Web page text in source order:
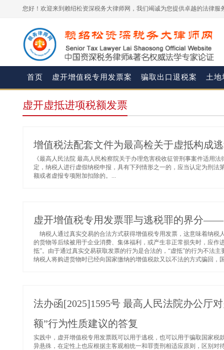
您好！欢迎来到赖绍松资深税务大律师网，我们竭诚为您提供卓越的法律服
首页 虚开增值税专用发票案 骗取出口退税案 土地
虚开虚抵进项税额发票
增值税法配套文件为最高检关于虚抵构成
《最高人民法院 最高人民检察院关于办理危害税收征管刑事案件适用
定，纳税人进行虚假纳税申报，具有下列情形之一的，应当认定为刑
额或者虚报专项附加扣除的。...
虚开增值税专用发票罪与逃税罪的界分
纳税人通过真实交易的合法方式获得增值税专用发票，这意味着纳税
的货物等后续被用于企业消费、集体福利，或产生非正常损失时，应
抵”。由于通过真实交易获取发票的行为是合法的，“虚抵”的行为不法
纳税人将购进货物时已经向国家缴纳的增值税款又以不法的方式骗回，
法办函[2025]1595号 最高人民法院办公厅
额”行为性质建议的答复
实践中，虚开增值税专用发票既可以用于逃税，也可以用于骗取国家
异悬殊，在定性上也应根据主客观相统一和罪责刑相适应原则，区别对